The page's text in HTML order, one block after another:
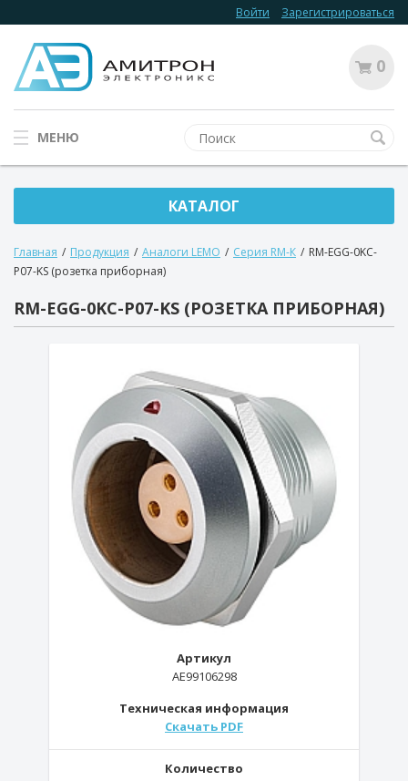
Войти Зарегистрироваться
0
МЕНЮ
КАТАЛОГ
Главная / Продукция / Аналоги LEMO / Серия RM-К / RM-EGG-0KC-
P07-KS (розетка приборная)
RM-EGG-0KC-P07-KS (РОЗЕТКА ПРИБОРНАЯ)
Артикул
AE99106298
Техническая информация
Скачать PDF
Количество